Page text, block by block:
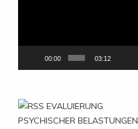
00:00 03:12
EVALUIERUNG
PSYCHISCHER BELASTUNGEN